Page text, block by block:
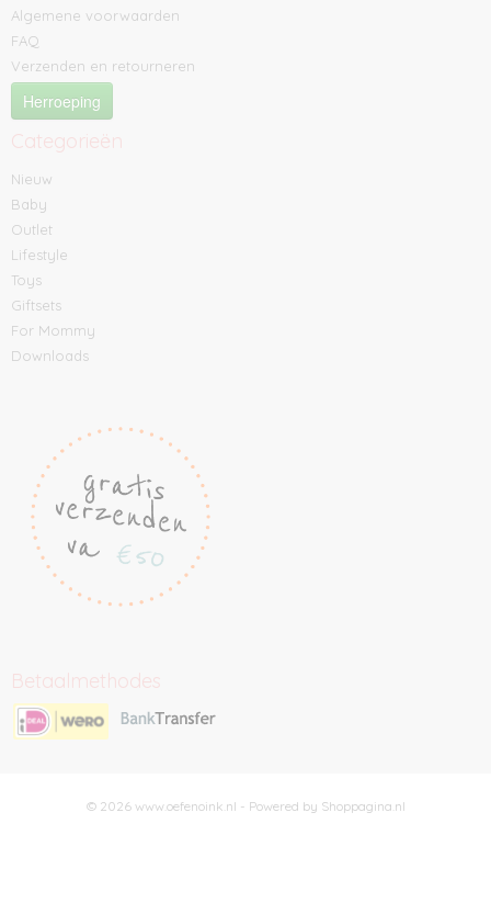
Algemene voorwaarden
FAQ
Verzenden en retourneren
Herroeping
Categorieën
Nieuw
Baby
Outlet
Lifestyle
Toys
Giftsets
For Mommy
Downloads
Betaalmethodes
© 2026 www.oefenoink.nl - Powered by Shoppagina.nl